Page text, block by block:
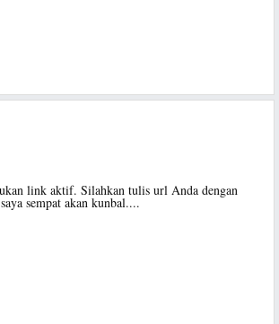
link aktif. Silahkan tulis url Anda dengan
sempat akan kunbal....